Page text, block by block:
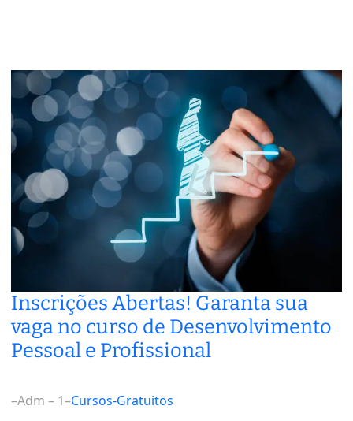
Inscrições Abertas! Garanta sua
vaga no curso de Desenvolvimento
Pessoal e Profissional
–Adm – 1–Cursos-Gratuitos